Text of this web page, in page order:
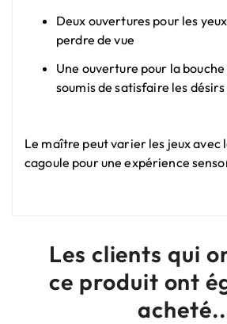
Deux ouvertures pour les
perdre de vue
Une ouverture pour la
soumis de satisfaire les
Le maître peut varier les jeux avec
cagoule pour une expérience
Les clients qui
ce produit ont